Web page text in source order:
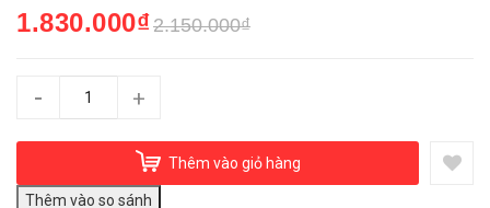
1.830.000₫2.150.000₫
- +
Thêm vào giỏ hàng